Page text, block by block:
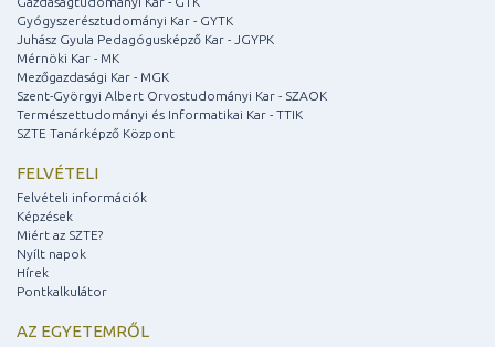
Gyógyszerésztudományi Kar - GYTK
Juhász Gyula Pedagógusképző Kar - JGYPK
Mérnöki Kar - MK
Mezőgazdasági Kar - MGK
Szent-Györgyi Albert Orvostudományi Kar - SZAOK
Természettudományi és Informatikai Kar - TTIK
SZTE Tanárképző Központ
FELVÉTELI
Felvételi információk
Képzések
Miért az SZTE?
Nyílt napok
Hírek
Pontkalkulátor
AZ EGYETEMRŐL